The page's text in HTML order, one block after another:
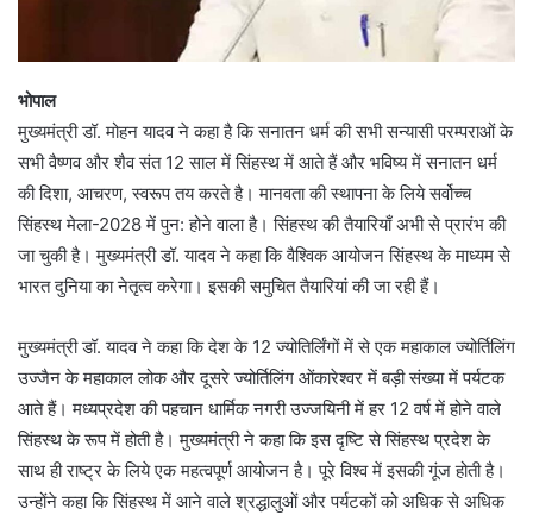
भोपाल
मुख्यमंत्री डॉ. मोहन यादव ने कहा है कि सनातन धर्म की सभी सन्यासी परम्पराओं के
सभी वैष्णव और शैव संत 12 साल में सिंहस्थ में आते हैं और भविष्य में सनातन धर्म
की दिशा, आचरण, स्वरूप तय करते है। मानवता की स्थापना के लिये सर्वोच्च
सिंहस्थ मेला-2028 में पुन: होने वाला है। सिंहस्थ की तैयारियाँ अभी से प्रारंभ की
जा चुकी है। मुख्यमंत्री डॉ. यादव ने कहा कि वैश्विक आयोजन सिंहस्थ के माध्यम से
भारत दुनिया का नेतृत्व करेगा। इसकी समुचित तैयारियां की जा रही हैं।
मुख्यमंत्री डॉ. यादव ने कहा कि देश के 12 ज्योतिर्लिंगों में से एक महाकाल ज्योर्तिलिंग
उज्जैन के महाकाल लोक और दूसरे ज्योर्तिलिंग ओंकारेश्वर में बड़ी संख्या में पर्यटक
आते हैं। मध्यप्रदेश की पहचान धार्मिक नगरी उज्जयिनी में हर 12 वर्ष में होने वाले
सिंहस्थ के रूप में होती है। मुख्यमंत्री ने कहा कि इस दृष्टि से सिंहस्थ प्रदेश के
साथ ही राष्ट्र के लिये एक महत्वपूर्ण आयोजन है। पूरे विश्व में इसकी गूंज होती है।
उन्होंने कहा कि सिंहस्थ में आने वाले श्रद्धालुओं और पर्यटकों को अधिक से अधिक